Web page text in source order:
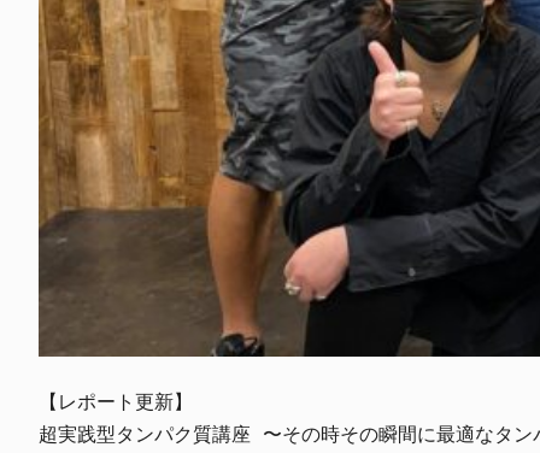
【レポート更新】
超実践型タンパク質講座 〜その時その瞬間に最適なタン